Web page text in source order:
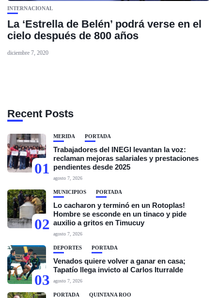
INTERNACIONAL
La ‘Estrella de Belén’ podrá verse en el
cielo después de 800 años
diciembre 7, 2020
Recent Posts
01
MÉRIDA PORTADA
Trabajadores del INEGI levantan la voz:
reclaman mejoras salariales y prestaciones
pendientes desde 2025
agosto 7, 2026
02
MUNICIPIOS PORTADA
Lo cacharon y terminó en un Rotoplas!
Hombre se esconde en un tinaco y pide
auxilio a gritos en Timucuy
agosto 7, 2026
03
DEPORTES PORTADA
Venados quiere volver a ganar en casa;
Tapatío llega invicto al Carlos Iturralde
agosto 7, 2026
PORTADA QUINTANA ROO